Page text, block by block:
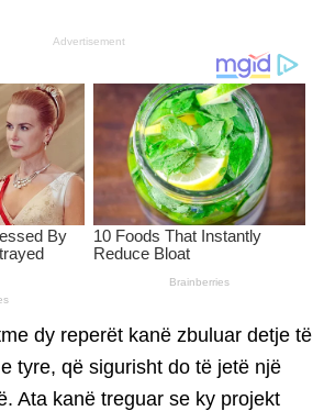
Advertisement
dy reperët kanë zbuluar detje të
tyre, që sigurisht do të jetë një
Ata kanë treguar se ky projekt